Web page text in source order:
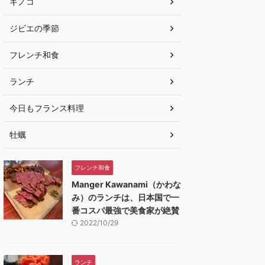
ジビエの季節
フレンチ和食
ランチ
今日もフランス料理
牡蠣
フレンチ和食
Manger Kawanami（かわな
み）のランチは、日本国で一
番コスパ最強で美食家が絶賛
2022/10/29
ランチ